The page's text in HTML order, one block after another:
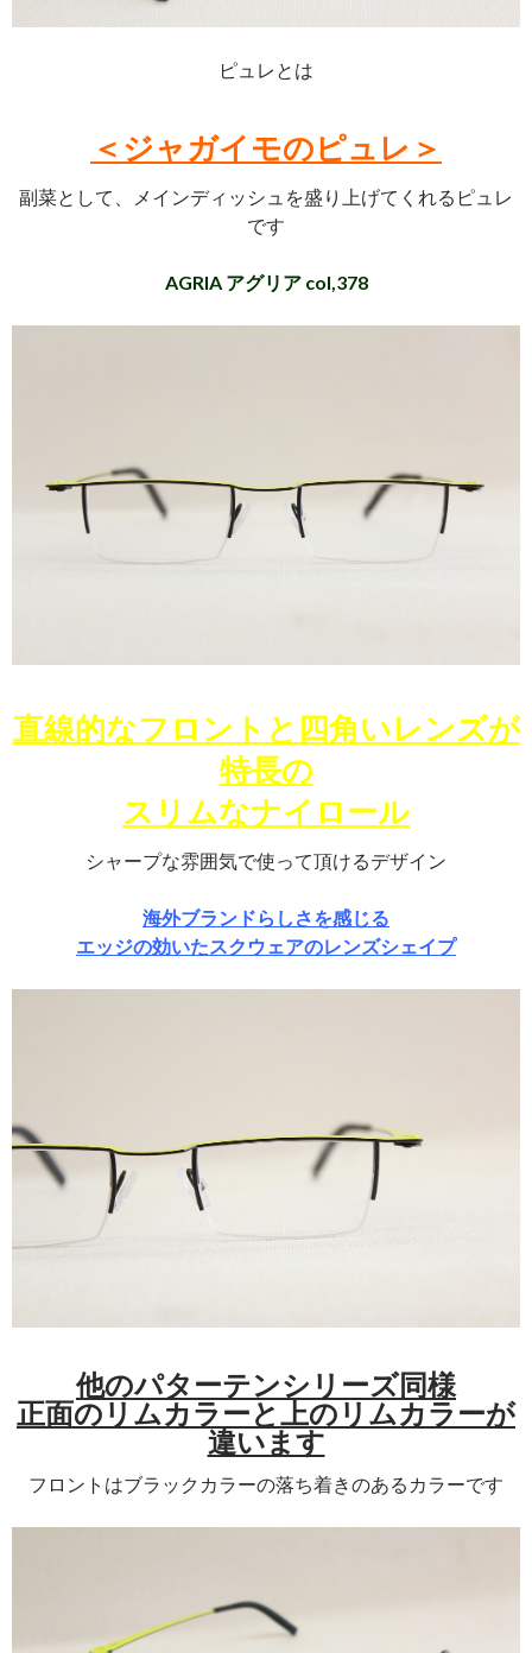
ピュレとは
＜ジャガイモのピュレ＞
副菜として、メインディッシュを盛り上げてくれるピュレ
です
AGRIA アグリア col,378
直線的なフロントと四角いレンズが
特長の
スリムなナイロール
シャープな雰囲気で使って頂けるデザイン
海外ブランドらしさを感じる
エッジの効いたスクウェアのレンズシェイプ
他のパターテンシリーズ同様
正面のリムカラーと上のリムカラーが
違います
フロントはブラックカラーの落ち着きのあるカラーです